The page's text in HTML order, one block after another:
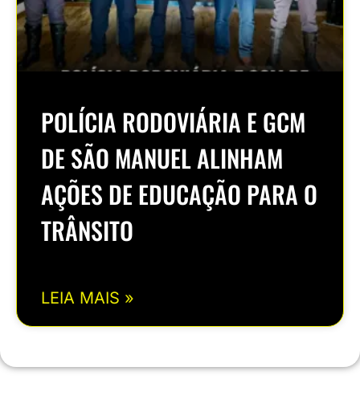
POLÍCIA RODOVIÁRIA E GCM
DE SÃO MANUEL ALINHAM
AÇÕES DE EDUCAÇÃO PARA O
TRÂNSITO
LEIA MAIS »